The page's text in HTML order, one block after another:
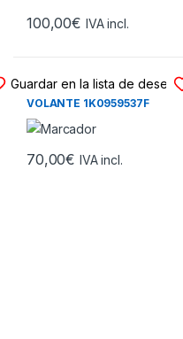
100,00€ IVA incl.
Guardar en la lista de deseos
BOTONERA IZQUIERDA DEL
VOLANTE 1K0959537F
VOLKSWAGEN GOLF PLUS –
VOLKSWAGEN EOS –
VOLKSWAGEN GOLF V
(2004-2010)
70,00€ IVA incl.